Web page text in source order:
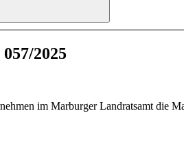
2025
im Marburger Landratsamt die